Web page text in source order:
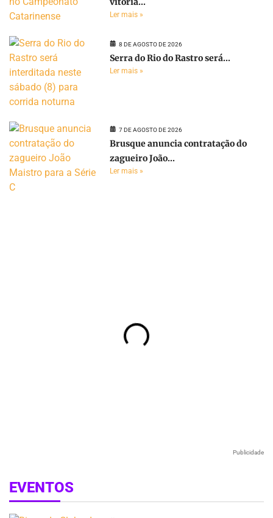
Ler mais »
8 DE AGOSTO DE 2026
Serra do Rio do Rastro será...
Ler mais »
7 DE AGOSTO DE 2026
Brusque anuncia contratação do
zagueiro João...
Ler mais »
Publicidade
EVENTOS